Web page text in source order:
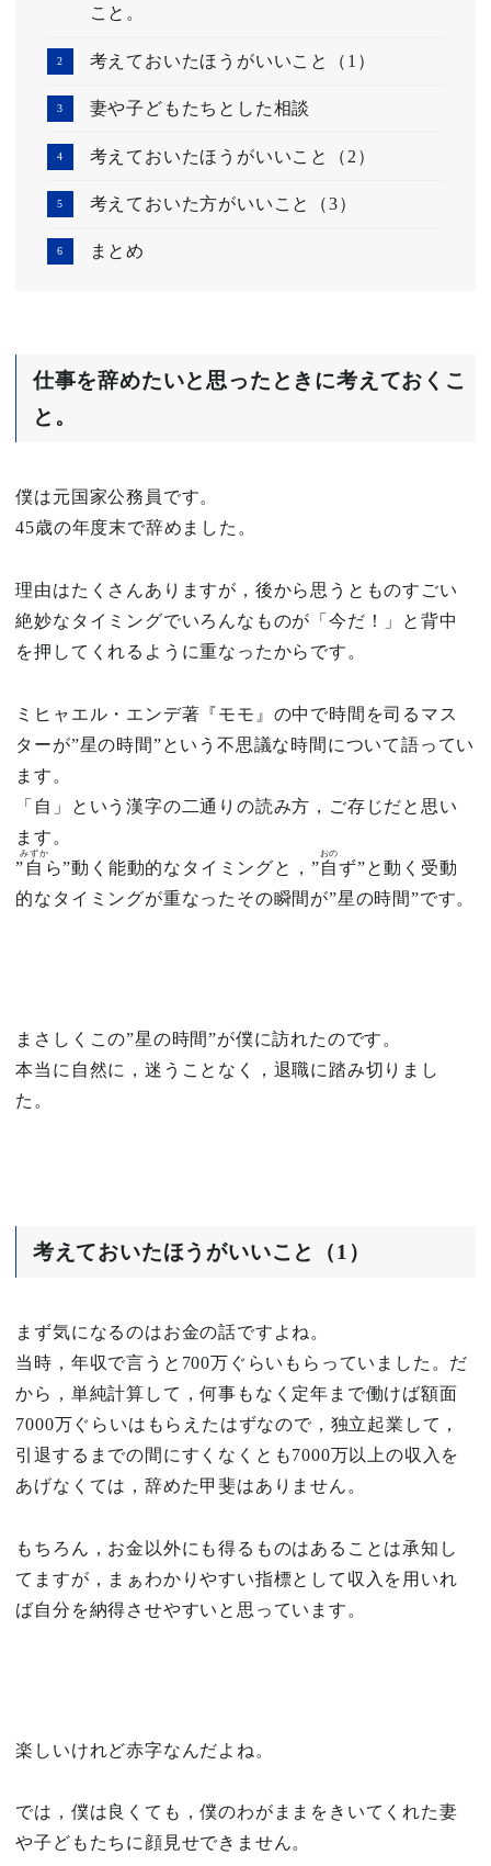
こと。
考えておいたほうがいいこと（1）
妻や子どもたちとした相談
考えておいたほうがいいこと（2）
考えておいた方がいいこと（3）
まとめ
仕事を辞めたいと思ったときに考えておくこ
と。
僕は元国家公務員です。
45歳の年度末で辞めました。
理由はたくさんありますが，後から思うとものすごい
絶妙なタイミングでいろんなものが「今だ！」と背中
を押してくれるように重なったからです。
ミヒャエル・エンデ著『モモ』の中で時間を司るマス
ターが”星の時間”という不思議な時間について語ってい
ます。
「自」という漢字の二通りの読み方，ご存じだと思い
ます。
” 自
みずか
ら”動く能動的なタイミングと，”自
おの
ず”と動く受動
的なタイミングが重なったその瞬間が”星の時間”です。
まさしくこの”星の時間”が僕に訪れたのです。
本当に自然に，迷うことなく，退職に踏み切りまし
た。
考えておいたほうがいいこと（1）
まず気になるのはお金の話ですよね。
当時，年収で言うと700万ぐらいもらっていました。だ
から，単純計算して，何事もなく定年まで働けば額面
7000万ぐらいはもらえたはずなので，独立起業して，
引退するまでの間にすくなくとも7000万以上の収入を
あげなくては，辞めた甲斐はありません。
もちろん，お金以外にも得るものはあることは承知し
てますが，まぁわかりやすい指標として収入を用いれ
ば自分を納得させやすいと思っています。
楽しいけれど赤字なんだよね。
では，僕は良くても，僕のわがままをきいてくれた妻
や子どもたちに顔見せできません。